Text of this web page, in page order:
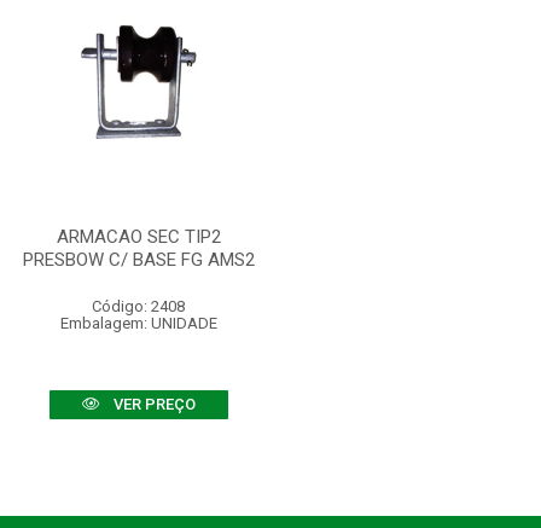
ARMACAO SEC TIP2
PRESBOW C/ BASE FG AMS2
Código: 2408
Embalagem: UNIDADE
VER PREÇO